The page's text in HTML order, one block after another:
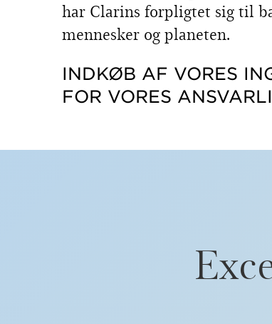
har Clarins forpligtet sig til
mennesker og planeten.
INDKØB AF VORES
FOR VORES